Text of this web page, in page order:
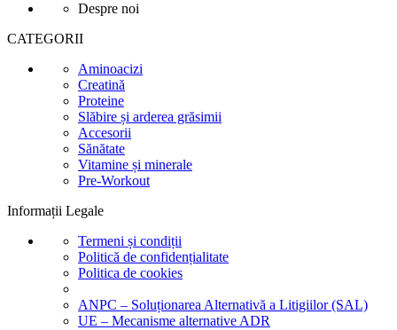
Despre noi
CATEGORII
Aminoacizi
Creatină
Proteine
Slăbire și arderea grăsimii
Accesorii
Sănătate
Vitamine și minerale
Pre-Workout
Informații Legale
Termeni și condiții
Politică de confidențialitate
Politica de cookies
ANPC – Soluționarea Alternativă a Litigiilor (SAL)
UE – Mecanisme alternative ADR